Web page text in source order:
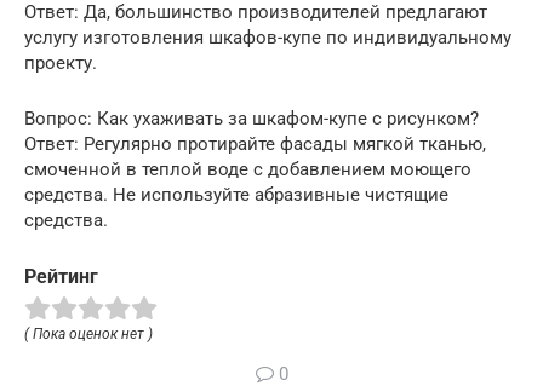
Ответ: Да, большинство производителей предлагают
услугу изготовления шкафов-купе по индивидуальному
проекту.
Вопрос: Как ухаживать за шкафом-купе с рисунком?
Ответ: Регулярно протирайте фасады мягкой тканью,
смоченной в теплой воде с добавлением моющего
средства. Не используйте абразивные чистящие
средства.
Рейтинг
( Пока оценок нет )
0